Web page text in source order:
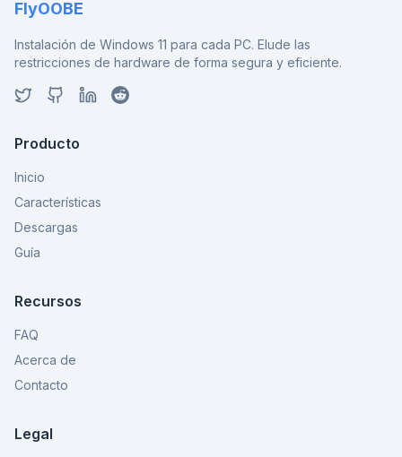
FlyOOBE
Instalación de Windows 11 para cada PC. Elude las
restricciones de hardware de forma segura y eficiente.
Producto
Inicio
Características
Descargas
Guía
Recursos
FAQ
Acerca de
Contacto
Legal